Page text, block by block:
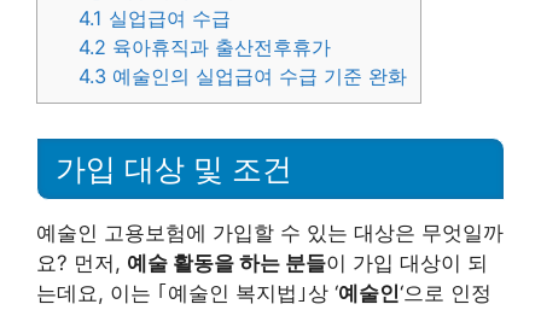
4.1 실업급여 수급
4.2 육아휴직과 출산전후휴가
4.3 예술인의 실업급여 수급 기준 완화
가입 대상 및 조건
예술인 고용보험에 가입할 수 있는 대상은 무엇일까
요? 먼저, 예술 활동을 하는 분들이 가입 대상이 되
는데요, 이는 ｢예술인 복지법｣상 ‘예술인‘으로 인정